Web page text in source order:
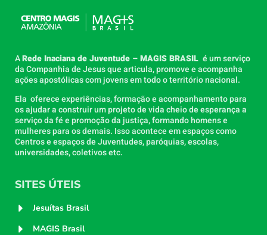
ARede Inaciana de Juventude – MAGIS BRASIL é um serviço
da Companhia de Jesus que articula, promove e acompanha
ações apostólicas com jovens em todo o território nacional.
Ela oferece experiências, formação e acompanhamento para
os ajudar a construir um projeto de vida cheio de esperança a
serviço da fé e promoção da justiça, formando homens e
mulheres para os demais. Isso acontece em espaços como
Centros e espaços de Juventudes, paróquias, escolas,
universidades, coletivos etc.
SITES ÚTEIS
Jesuítas Brasil
MAGIS Brasil